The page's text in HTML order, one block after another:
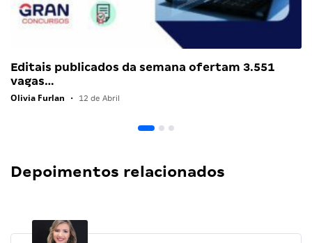
Editais publicados da semana ofertam 3.551
vagas…
Olivia Furlan • 12 de Abril
Depoimentos relacionados